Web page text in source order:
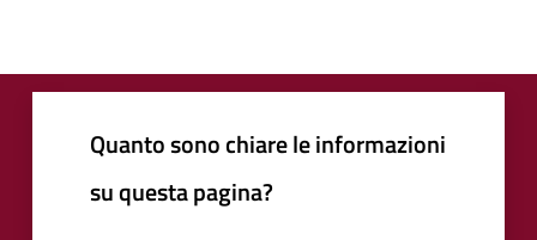
Quanto sono chiare le informazioni
su questa pagina?